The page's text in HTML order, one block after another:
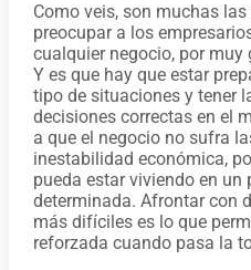
Como veis, son muchas
preocupar a los
cualquier negocio, por muy
Y es que hay que estar
tipo de situaciones y tener
decisiones correctas en el
a que el negocio no sufra
inestabilidad económica,
pueda estar viviendo en un
determinada. Afrontar con
más difíciles es lo que
reforzada cuando pasa la